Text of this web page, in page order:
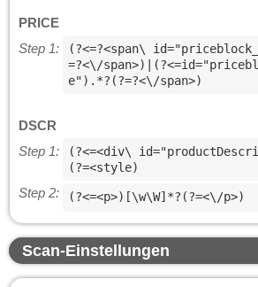
PRICE
Step 1:
(?<=?<span\
=?<\/
e").*?(?=?<\/span>)
DSCR
Step 1:
(?<=<div\
(?=<style)
Step 2: (?<=<p>)[\w\W]*?(?=<\/p>)
Scan-Einstellungen